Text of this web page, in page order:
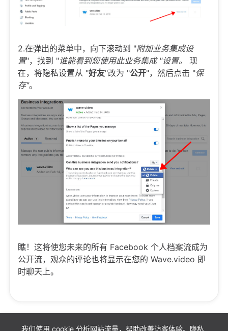
我们使用 cookie 分析网站流量，帮助改善访客体验。 隐私
2.在弹出的菜单中，向下滚动到 "附加业务集成设
置"，找到 "谁能看到您使用此业务集成 "设置。 现
在，将隐私设置从 "好友"改为 "公开"，然后点击 "保
存"。
瞧！这将使您未来的所有 Facebook 个人档案流成为
公开流，观众的评论也将显示在您的 Wave.video 即
时聊天上。